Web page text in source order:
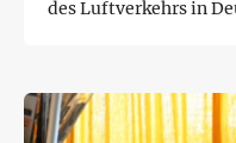
des Luftverkehrs in